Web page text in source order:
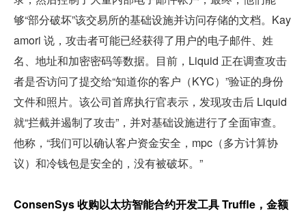
够“部分破坏”该交易所的基础设施并访问存储的文档。Kay
amori 说，攻击者可能已经获得了用户的电子邮件、姓
名、地址和加密密码等数据。目前，Liquid 正在调查攻击
者是否访问了提交给“知道你的客户（KYC）”验证的身份
文件和照片。该公司首席执行官表示，发现攻击后 Liquid
就“拦截并遏制了攻击”，并对基础设施进行了全面审查。
他称，“我们可以确认客户资金安全，mpc（多方计算协
议）和冷钱包是安全的，没有被破坏。”
ConsenSys 收购以太坊智能合约开发工具 Truffle，金额